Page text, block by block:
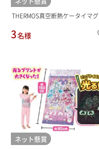
THERMOS真空断熱ケータイマグ
3名様
ネット懸賞